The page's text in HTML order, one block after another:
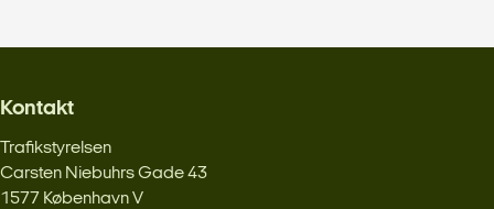
Kontakt
Trafikstyrelsen
Carsten Niebuhrs Gade 43
1577 København V